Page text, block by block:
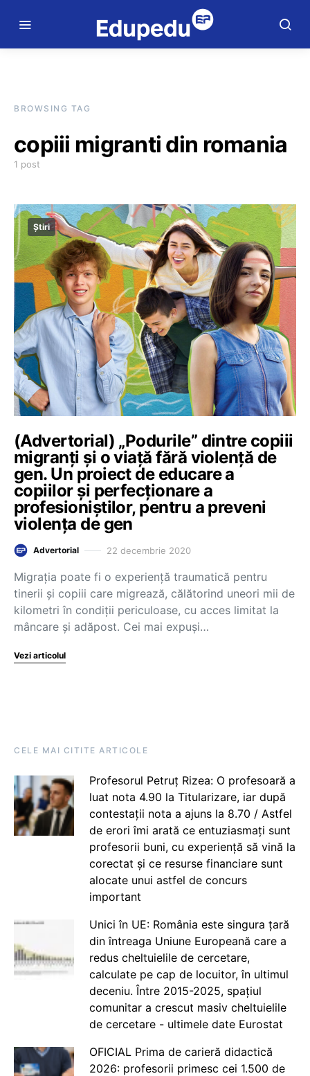
BROWSING TAG
copiii migranti din romania
1 post
Știri
(Advertorial) „Podurile” dintre copiii
migranți și o viață fără violență de
gen. Un proiect de educare a
copiilor și perfecționare a
profesioniștilor, pentru a preveni
violența de gen
Advertorial 22 decembrie 2020
Migrația poate fi o experiență traumatică pentru
tinerii și copiii care migrează, călătorind uneori mii de
kilometri în condiții periculoase, cu acces limitat la
mâncare și adăpost. Cei mai expuși…
Vezi articolul
CELE MAI CITITE ARTICOLE
Profesorul Petruț Rizea: O profesoară a
luat nota 4.90 la Titularizare, iar după
contestații nota a ajuns la 8.70 / Astfel
de erori îmi arată ce entuziasmați sunt
profesorii buni, cu experiență să vină la
corectat și ce resurse financiare sunt
alocate unui astfel de concurs
important
Unici în UE: România este singura țară
din întreaga Uniune Europeană care a
redus cheltuielile de cercetare,
calculate pe cap de locuitor, în ultimul
deceniu. Între 2015-2025, spațiul
comunitar a crescut masiv cheltuielile
de cercetare - ultimele date Eurostat
OFICIAL Prima de carieră didactică
2026: profesorii primesc cei 1.500 de